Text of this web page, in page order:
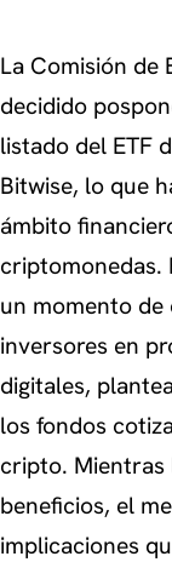
La Comisión de
decidido
listado del ETF
Bitwise, lo que
ámbito
criptomonedas.
un momento
inversores en
digitales,
los fondos
cripto. Mientras
beneficios, el
implicaciones